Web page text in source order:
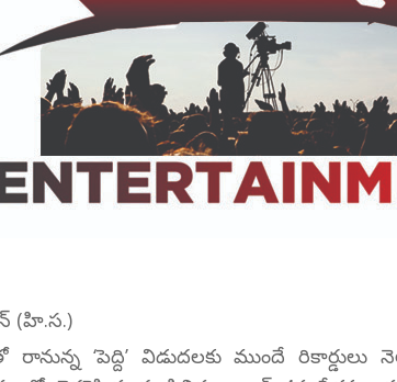
(హి.స.)
‘పెద్ది’ విడుదలకు ముందే